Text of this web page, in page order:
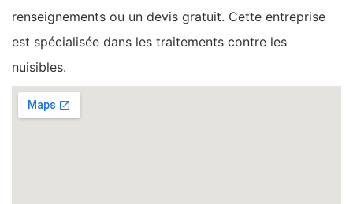
renseignements ou un devis gratuit. Cette entreprise
est spécialisée dans les traitements contre les
nuisibles.